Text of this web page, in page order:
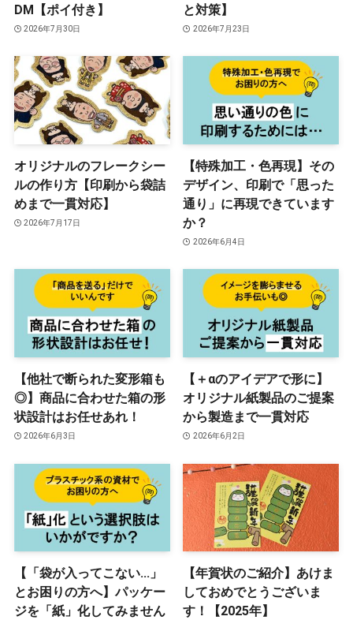
DM【ポイ付き】
2026年7月30日
と対策】
2026年7月23日
オリジナルのフレークシー
ルの作り方【印刷から袋詰
めまで一貫対応】
2026年7月17日
【特殊加工・色再現】その
デザイン、印刷で「思った
通り」に再現できています
か？
2026年6月4日
【他社で断られた変形箱も
◎】商品に合わせた箱の形
状設計はお任せあれ！
2026年6月3日
【＋αのアイデアで形に】
オリジナル紙製品のご提案
から製造まで一貫対応
2026年6月2日
【「袋が入ってこない…」
とお困りの方へ】パッケー
ジを「紙」化してみません
【年賀状のご紹介】あけま
しておめでとうございま
す！【2025年】